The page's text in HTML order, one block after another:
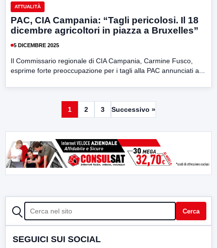
ATTUALITÀ
PAC, CIA Campania: “Tagli pericolosi. Il 18
dicembre agricoltori in piazza a Bruxelles”
5 DICEMBRE 2025
Il Commissario regionale di CIA Campania, Carmine Fusco,
esprime forte preoccupazione per i tagli alla PAC annunciati a...
1 2 3 Successivo »
CERCA Cerca
SEGUICI SUI SOCIAL